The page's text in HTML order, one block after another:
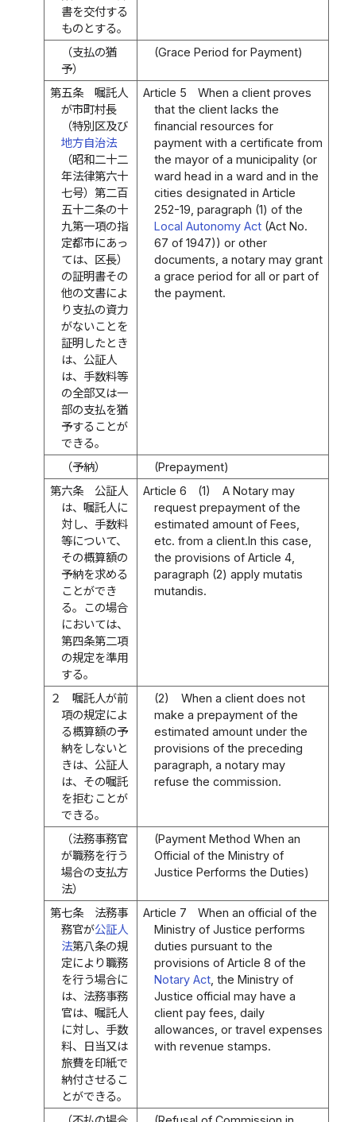
書を交付する
ものとする。
（支払の猶
予）
(Grace Period for Payment)
第五条
嘱託人
が市町村長
（特別区及び
地方自治法
（昭和二十二
年法律第六十
七号）第二百
五十二条の十
九第一項の指
定都市にあっ
ては、区長）
の証明書その
他の文書によ
り支払の資力
がないことを
証明したとき
は、公証人
は、手数料等
の全部又は一
部の支払を猶
予することが
できる。
Article 5
When a client proves
that the client lacks the
financial resources for
payment with a certificate from
the mayor of a municipality (or
ward head in a ward and in the
cities designated in Article
252-19, paragraph (1) of the
Local Autonomy Act (Act No.
67 of 1947)) or other
documents, a notary may grant
a grace period for all or part of
the payment.
（予納）
(Prepayment)
第六条
公証人
は、嘱託人に
対し、手数料
等について、
その概算額の
予納を求める
ことができ
る。この場合
においては、
第四条第二項
の規定を準用
する。
Article 6 (1)
A Notary may
request prepayment of the
estimated amount of Fees,
etc. from a client.In this case,
the provisions of Article 4,
paragraph (2) apply mutatis
mutandis.
２
嘱託人が前
項の規定によ
る概算額の予
納をしないと
きは、公証人
は、その嘱託
を拒むことが
できる。
(2)
When a client does not
make a prepayment of the
estimated amount under the
provisions of the preceding
paragraph, a notary may
refuse the commission.
（法務事務官
が職務を行う
場合の支払方
法）
(Payment Method When an
Official of the Ministry of
Justice Performs the Duties)
第七条
法務事
務官が公証人
法第八条の規
定により職務
を行う場合に
は、法務事務
官は、嘱託人
に対し、手数
料、日当又は
旅費を印紙で
納付させるこ
とができる。
Article 7
When an official of the
Ministry of Justice performs
duties pursuant to the
provisions of Article 8 of the
Notary Act , the Ministry of
Justice official may have a
client pay fees, daily
allowances, or travel expenses
with revenue stamps.